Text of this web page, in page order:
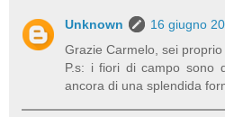
Unknown
16 giugno
Grazie Carmelo, sei proprio
P.s: i fiori di campo sono
ancora di una splendida